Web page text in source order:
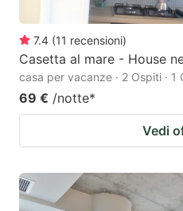
7.4 (11 recensioni)
Casetta al mare - House
casa per vacanze · 2 Ospiti ·
69 € /notte*
Vedi